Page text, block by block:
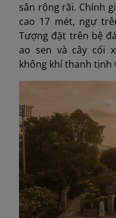
sân rộng rãi. Chính
cao 17 mét, ngự
Tượng đặt trên bệ
ao sen và cây cối
không khí thanh tịnh